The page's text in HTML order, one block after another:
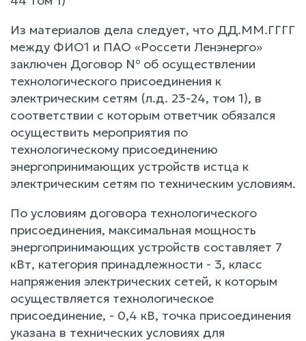
Из материалов дела следует, что ДД.ММ.ГГГГ
между ФИО1 и ПАО «Россети Ленэнерго»
заключен Договор № об осуществлении
технологического присоединения к
электрическим сетям (л.д. 23-24, том 1), в
соответствии с которым ответчик обязался
осуществить мероприятия по
технологическому присоединению
энергопринимающих устройств истца к
электрическим сетям по техническим условиям.
По условиям договора технологического
присоединения, максимальная мощность
энергопринимающих устройств составляет 7
кВт, категория принадлежности - 3, класс
напряжения электрических сетей, к которым
осуществляется технологическое
присоединение, - 0,4 кВ, точка присоединения
указана в технических условиях для